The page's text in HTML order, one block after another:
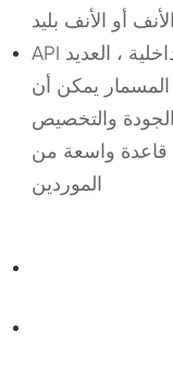
أو الأنف بليد
API القياسية الموضوع يتكون من قطع داخلية ، العديد
المسمار يمكن أن
والتخصيص
قاعدة واسعة من
الموردين